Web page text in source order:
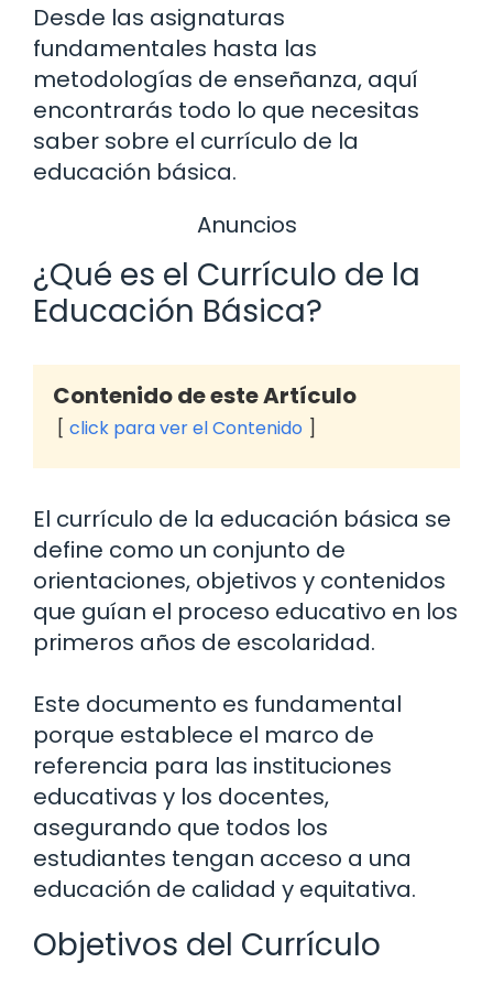
Desde las asignaturas
fundamentales hasta las
metodologías de enseñanza, aquí
encontrarás todo lo que necesitas
saber sobre el currículo de la
educación básica.
Anuncios
¿Qué es el Currículo de la
Educación Básica?
Contenido de este Artículo
click para ver el Contenido
El currículo de la educación básica se
define como un conjunto de
orientaciones, objetivos y contenidos
que guían el proceso educativo en los
primeros años de escolaridad.
Este documento es fundamental
porque establece el marco de
referencia para las instituciones
educativas y los docentes,
asegurando que todos los
estudiantes tengan acceso a una
educación de calidad y equitativa.
Objetivos del Currículo